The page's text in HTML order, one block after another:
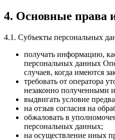
4. Основные права
4.1. Субъекты персональных
получать информацию,
персональных данных
случаев, когда имеются
требовать от оператора
незаконно полученными
выдвигать условие
на отзыв согласия на
обжаловать в
персональных данных;
на осуществление иных